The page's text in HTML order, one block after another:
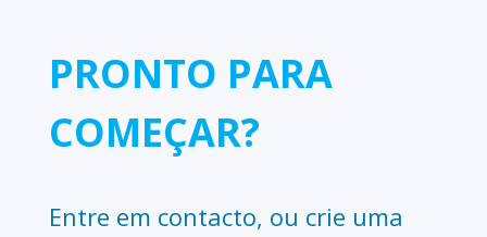
PRONTO PARA
COMEÇAR?
Entre em contacto, ou crie uma